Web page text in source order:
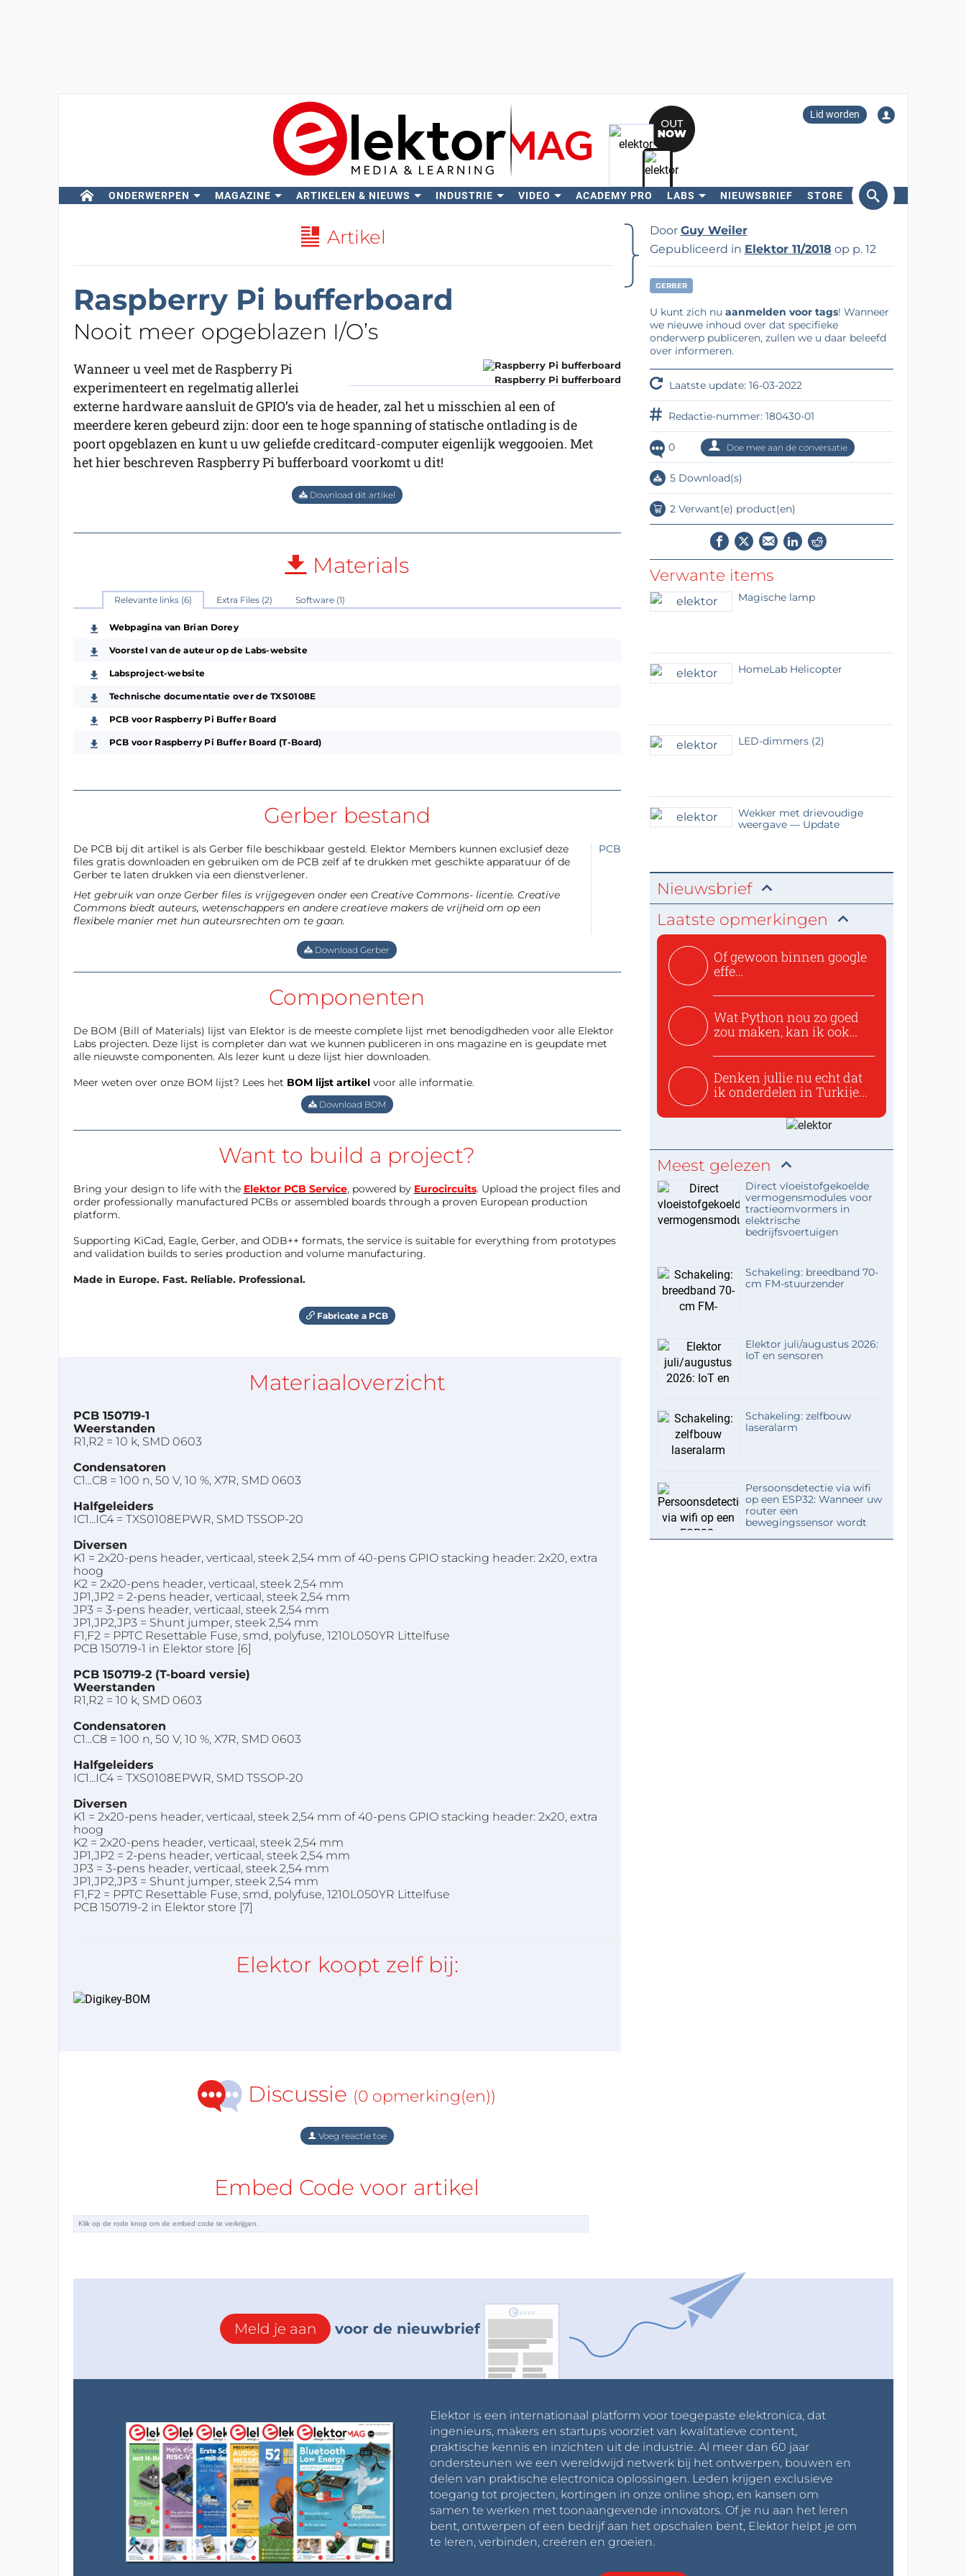
Lid worden
ONDERWERPEN MAGAZINE ARTIKELEN & NIEUWS INDUSTRIE VIDEO ACADEMY PRO LABS NIEUWSBRIEF STORE
Artikel
Raspberry Pi bufferboard
Nooit meer opgeblazen I/O’s
Raspberry Pi bufferboard
Wanneer u veel met de Raspberry Pi
experimenteert en regelmatig allerlei
externe hardware aansluit de GPIO’s via de header, zal het u misschien al een of
meerdere keren gebeurd zijn: door een te hoge spanning of statische ontlading is de
poort opgeblazen en kunt u uw geliefde creditcard-computer eigenlijk weggooien. Met
het hier beschreven Raspberry Pi bufferboard voorkomt u dit!
Download dit artikel
Materials
Relevante links (6) Extra Files (2) Software (1)
Webpagina van Brian Dorey
Voorstel van de auteur op de Labs-website
Labsproject-website
Technische documentatie over de TXS0108E
PCB voor Raspberry Pi Buffer Board
PCB voor Raspberry Pi Buffer Board (T-Board)
Gerber bestand
De PCB bij dit artikel is als Gerber file beschikbaar gesteld. Elektor Members kunnen exclusief deze
files gratis downloaden en gebruiken om de PCB zelf af te drukken met geschikte apparatuur óf de
Gerber te laten drukken via een dienstverlener.
Het gebruik van onze Gerber files is vrijgegeven onder een Creative Commons- licentie. Creative
Commons biedt auteurs, wetenschappers en andere creatieve makers de vrijheid om op een
flexibele manier met hun auteursrechten om te gaan.
PCB
Download Gerber
Componenten
De BOM (Bill of Materials) lijst van Elektor is de meeste complete lijst met benodigdheden voor alle Elektor
Labs projecten. Deze lijst is completer dan wat we kunnen publiceren in ons magazine en is geupdate met
alle nieuwste componenten. Als lezer kunt u deze lijst hier downloaden.
Meer weten over onze BOM lijst? Lees het BOM lijst artikelvoor alle informatie.
Download BOM
Want to build a project?
Bring your design to life with the Elektor PCB Service, powered by Eurocircuits. Upload the project files and
order professionally manufactured PCBs or assembled boards through a proven European production
platform.
Supporting KiCad, Eagle, Gerber, and ODB++ formats, the service is suitable for everything from prototypes
and validation builds to series production and volume manufacturing.
Made in Europe. Fast. Reliable. Professional.
Fabricate a PCB
Materiaaloverzicht
PCB 150719-1
Weerstanden
R1,R2 = 10 k, SMD 0603
Condensatoren
C1...C8 = 100 n, 50 V, 10 %, X7R, SMD 0603
Halfgeleiders
IC1...IC4 = TXS0108EPWR, SMD TSSOP-20
Diversen
K1 = 2x20-pens header, verticaal, steek 2,54 mm of 40-pens GPIO stacking header: 2x20, extra
hoog
K2 = 2x20-pens header, verticaal, steek 2,54 mm
JP1,JP2 = 2-pens header, verticaal, steek 2,54 mm
JP3 = 3-pens header, verticaal, steek 2,54 mm
JP1,JP2,JP3 = Shunt jumper, steek 2,54 mm
F1,F2 = PPTC Resettable Fuse, smd, polyfuse, 1210L050YR Littelfuse
PCB 150719-1 in Elektor store [6]
PCB 150719-2 (T-board versie)
Weerstanden
R1,R2 = 10 k, SMD 0603
Condensatoren
C1...C8 = 100 n, 50 V, 10 %, X7R, SMD 0603
Halfgeleiders
IC1...IC4 = TXS0108EPWR, SMD TSSOP-20
Diversen
K1 = 2x20-pens header, verticaal, steek 2,54 mm of 40-pens GPIO stacking header: 2x20, extra
hoog
K2 = 2x20-pens header, verticaal, steek 2,54 mm
JP1,JP2 = 2-pens header, verticaal, steek 2,54 mm
JP3 = 3-pens header, verticaal, steek 2,54 mm
JP1,JP2,JP3 = Shunt jumper, steek 2,54 mm
F1,F2 = PPTC Resettable Fuse, smd, polyfuse, 1210L050YR Littelfuse
PCB 150719-2 in Elektor store [7]
Elektor koopt zelf bij:
Discussie (0 opmerking(en))
Voeg reactie toe
Embed Code voor artikel
Door Guy Weiler
Gepubliceerd in Elektor 11/2018 op p. 12
GERBER
U kunt zich nu aanmelden voor tags! Wanneer
we nieuwe inhoud over dat specifieke
onderwerp publiceren, zullen we u daar beleefd
over informeren.
Laatste update: 16-03-2022
Redactie-nummer: 180430-01
0 Doe mee aan de conversatie
5 Download(s)
2 Verwant(e) product(en)
Verwante items
Magische lamp
HomeLab Helicopter
LED-dimmers (2)
Wekker met drievoudige
weergave — Update
Nieuwsbrief
Laatste opmerkingen
Of gewoon binnen google
effe
Wat Python nou zo goed
zou maken, kan ik ook
Denken jullie nu echt dat
ik onderdelen in Turkije...
Meest gelezen
Direct vloeistofgekoelde
vermogensmodules voor
tractieomvormers in
elektrische
bedrijfsvoertuigen
Schakeling: breedband 70-
cm FM-stuurzender
Elektor juli/augustus 2026:
IoT en sensoren
Schakeling: zelfbouw
laseralarm
Persoonsdetectie via wifi
op een ESP32: Wanneer uw
router een
bewegingssensor wordt
Meld je aan voor de nieuwbrief
Elektor is een internationaal platform voor toegepaste elektronica, dat
ingenieurs, makers en startups voorziet van kwalitatieve content,
praktische kennis en inzichten uit de industrie. Al meer dan 60 jaar
ondersteunen we een wereldwijd netwerk bij het ontwerpen, bouwen en
delen van praktische electronica oplossingen. Leden krijgen exclusieve
toegang tot projecten, kortingen in onze online shop, en kansen om
samen te werken met toonaangevende innovators. Of je nu aan het leren
bent, ontwerpen of een bedrijf aan het opschalen bent, Elektor helpt je om
te leren, verbinden, creëren en groeien.